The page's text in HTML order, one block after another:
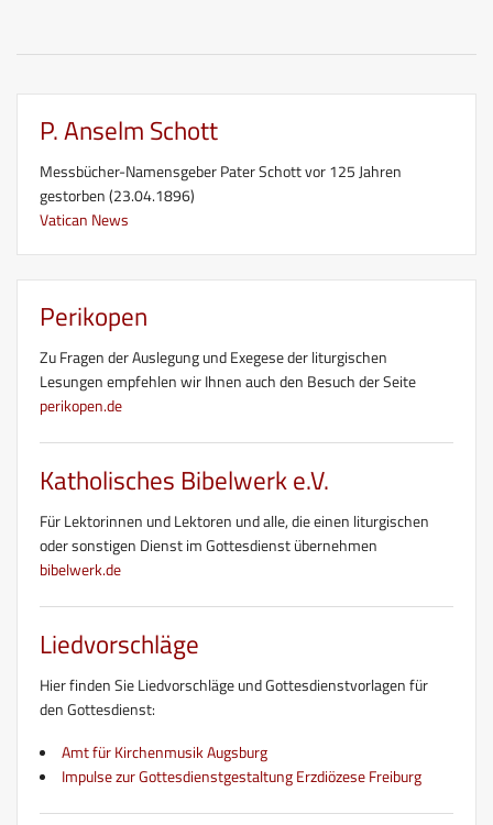
P. Anselm Schott
Messbücher-Namensgeber Pater Schott vor 125 Jahren
gestorben (23.04.1896)
Vatican News
Perikopen
Zu Fragen der Auslegung und Exegese der liturgischen
Lesungen empfehlen wir Ihnen auch den Besuch der Seite
perikopen.de
Katholisches Bibelwerk e.V.
Für Lektorinnen und Lektoren und alle, die einen liturgischen
oder sonstigen Dienst im Gottesdienst übernehmen
bibelwerk.de
Liedvorschläge
Hier finden Sie Liedvorschläge und Gottesdienstvorlagen für
den Gottesdienst:
Amt für Kirchenmusik Augsburg
Impulse zur Gottesdienstgestaltung Erzdiözese Freiburg